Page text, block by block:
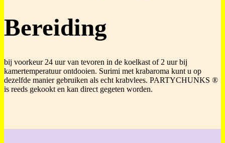
Bereiding
bij voorkeur 24 uur van tevoren in de koelkast of 2 uur bij
kamertemperatuur ontdooien. Surimi met krabaroma kunt u op
dezelfde manier gebruiken als echt krabvlees. PARTYCHUNKS ®
is reeds gekookt en kan direct gegeten worden.